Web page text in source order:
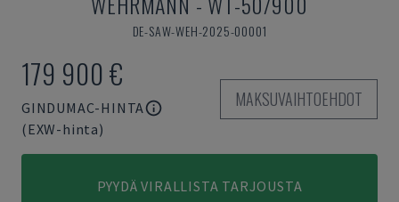
DE-SAW-WEH-2025-00001
179 900 €
GINDUMAC-HINTA
(EXW-hinta)
MAKSUVAIHTOEHDOT
PYYDÄ VIRALLISTA TARJOUSTA